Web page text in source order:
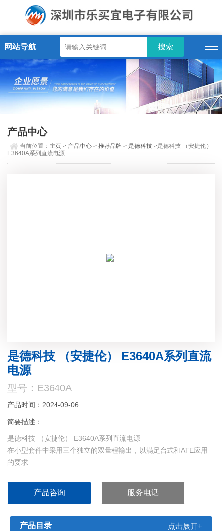
网站导航
产品中心
当前位置： 主页 > 产品中心 >推荐品牌 >是德科技 >是德科技 （安捷伦）
E3640A系列直流电源
是德科技 （安捷伦） E3640A系列直流
电源
型号：E3640A
产品时间：2024-09-06
简要描述：
是德科技 （安捷伦） E3640A系列直流电源
在小型套件中采用三个独立的双量程输出，以满足台式和ATE应用
的要求
内置测量架构简化布线
过压保护确保被测件的安全
产品咨询 服务电话
产品目录 点击展开+